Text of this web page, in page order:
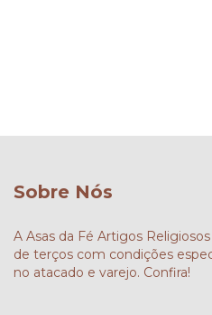
Sobre Nós
A Asas da Fé Artigos
de terços com condições
no atacado e varejo. Confira!